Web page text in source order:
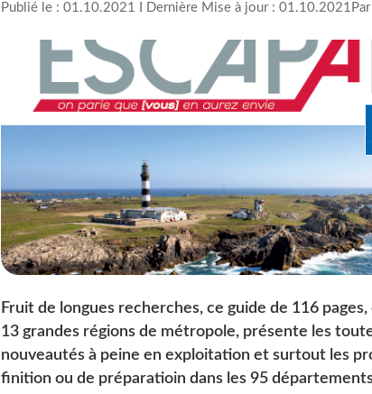
Publié le : 01.10.2021 I Dernière Mise à jour : 01.10.2021
Fruit de longues recherches, ce guide de 116
13 grandes régions de métropole, présente les
nouveautés à peine en exploitation et surtout les
finition ou de préparatioin dans les 95